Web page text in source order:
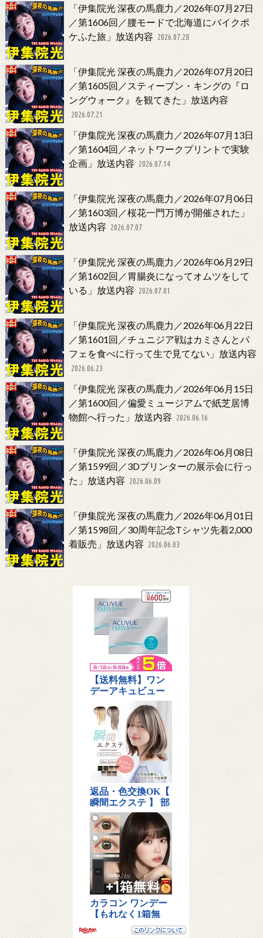
「伊集院光 深夜の馬鹿力／2026年07月27日
／第1606回／腰モードで北海道にバイクポ
ケふた旅」放送内容 2026.07.28
「伊集院光 深夜の馬鹿力／2026年07月20日
／第1605回／スティーブン・キングの『ロ
ングウォーク』を観てきた」放送内容
2026.07.21
「伊集院光 深夜の馬鹿力／2026年07月13日
／第1604回／ネットワークプリントで実験
企画」放送内容 2026.07.14
「伊集院光 深夜の馬鹿力／2026年07月06日
／第1603回／桜花一門万博が開催された」
放送内容 2026.07.07
「伊集院光 深夜の馬鹿力／2026年06月29日
／第1602回／胃腸炎になってオムツをして
いる」放送内容 2026.07.01
「伊集院光 深夜の馬鹿力／2026年06月22日
／第1601回／チュニジア戦はカミさんとパ
フェを食べに行って生で見てない」放送内容
2026.06.23
「伊集院光 深夜の馬鹿力／2026年06月15日
／第1600回／偏愛ミュージアムで紙芝居博
物館へ行った」放送内容 2026.06.16
「伊集院光 深夜の馬鹿力／2026年06月08日
／第1599回／3Dプリンターの展示会に行っ
た」放送内容 2026.06.09
「伊集院光 深夜の馬鹿力／2026年06月01日
／第1598回／30周年記念Tシャツ先着2,000
着販売」放送内容 2026.06.03